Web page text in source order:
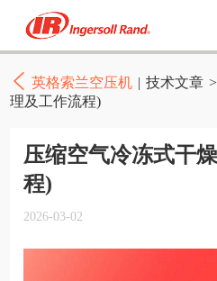
英格索兰空压机 | 技术文章 >
理及工作流程)
压缩空气冷冻式干
程)
2026-03-02